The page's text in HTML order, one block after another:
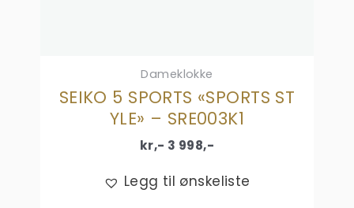
Dameklokke
SEIKO 5 SPORTS «SPORTS ST
YLE» – SRE003K1
kr,- 3 998,-
Legg til ønskeliste